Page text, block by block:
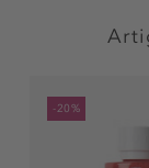
-20%